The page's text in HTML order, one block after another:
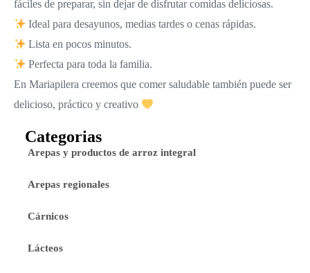
fáciles de preparar, sin dejar de disfrutar comidas deliciosas.
Ideal para desayunos, medias tardes o cenas rápidas.
Lista en pocos minutos.
Perfecta para toda la familia.
En Mariapilera creemos que comer saludable también puede ser
delicioso, práctico y creativo
Categorias
Arepas y productos de arroz integral
Arepas regionales
Cárnicos
Lácteos